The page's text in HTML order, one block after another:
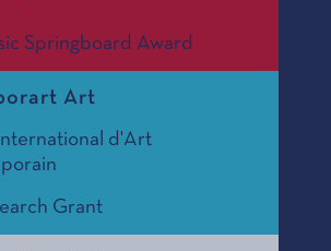
Springboard Award
Art
d'Art
Grant